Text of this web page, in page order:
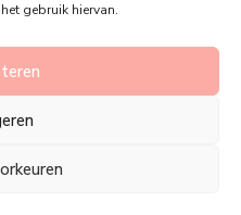
gebruik hiervan.
Lite | Ontwikkeld door
gemaakt doorWordPress.
Plan je slanker